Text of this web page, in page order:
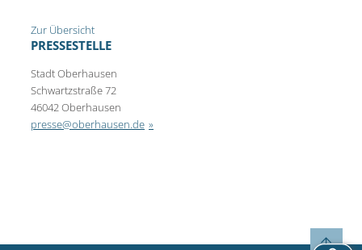
Zur Übersicht
PRESSESTELLE
Stadt Oberhausen
Schwartzstraße 72
46042 Oberhausen
presse@oberhausen.de